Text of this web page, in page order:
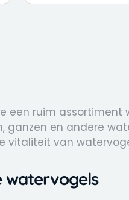
een ruim
ganzen en andere
vitaliteit van
watervogels